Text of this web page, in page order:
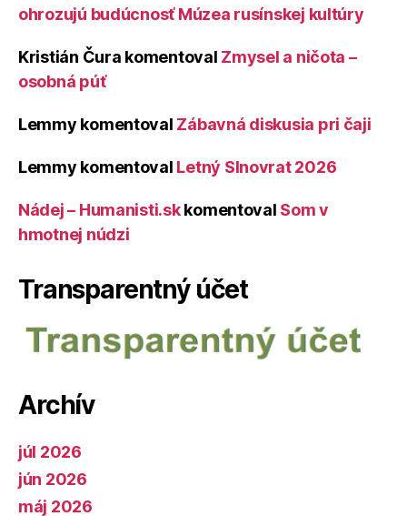
ohrozujú budúcnosť Múzea rusínskej kultúry
Kristián Čura komentoval Zmysel a ničota –
osobná púť
Lemmy komentoval Zábavná diskusia pri čaji
Lemmy komentoval Letný Slnovrat 2026
Nádej – Humanisti.skkomentoval Som v
hmotnej núdzi
Transparentný účet
Archív
júl 2026
jún 2026
máj 2026